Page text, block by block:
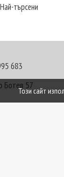
Най-търсени
683
Ботев 57
Този сайт